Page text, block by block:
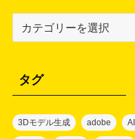
テ
ー
タグ
3Dモデル生成 adobe